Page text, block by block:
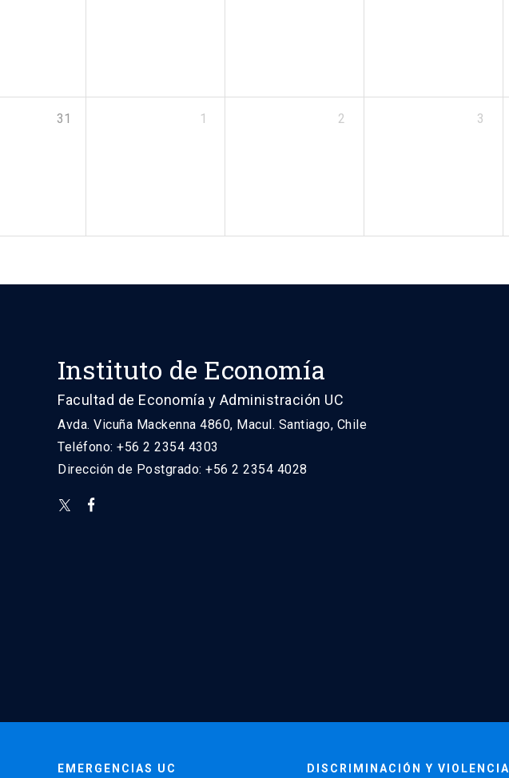
31 1 2 3
Instituto de Economía
Facultad de Economía y Administración UC
Avda. Vicuña Mackenna 4860, Macul. Santiago, Chile
Teléfono: +56 2 2354 4303
Dirección de Postgrado: +56 2 2354 4028
EMERGENCIAS UC DISCRIMINACIÓN Y VIOLENCIA